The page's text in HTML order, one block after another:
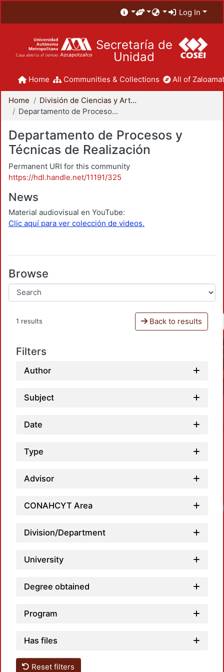
Log In
Secretaría de
Unidad
Home Communities & Collections All of
Home
División de Ciencias y Artes para el Diseño
Departamento de Procesos y Técnicas de Realización
Departamento de Procesos y
Técnicas de Realización
Permanent URI for this community
https://hdl.handle.net/11191/325
News
Material audiovisual en YouTube:
Clic aquí para ver colección de videos.
Browse
1 results Back to results
Filters
Author
Subject
Date
Type
Advisor
CONAHCYT Area
Division/Department
University
Degree obtained
Program
Has files
Reset filters